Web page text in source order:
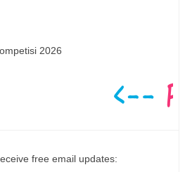
2026
free email updates: